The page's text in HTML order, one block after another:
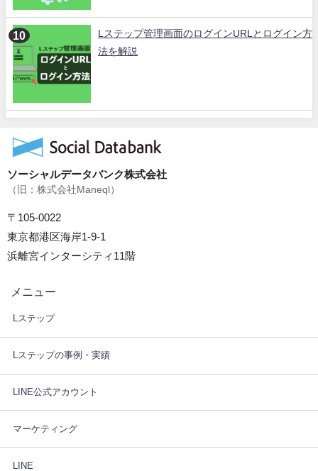
Lステップ管理画面のログインURLとログイン方
法を解説
ソーシャルデータバンク株式会社
（旧：株式会社Maneql）
〒105-0022
東京都港区海岸1-9-1
浜離宮インターシティ11階
メニュー
Lステップ
Lステップの事例・実績
LINE公式アカウント
マーケティング
LINE